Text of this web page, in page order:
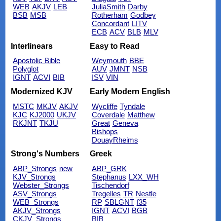
WEB AKJV LEB
BSB MSB
JuliaSmith Darby
Rotherham Godbey
Concordant LITV
ECB ACV BLB MLV
Interlinears
Apostolic Bible
Polyglot
IGNT ACVI BIB
Easy to Read
Weymouth BBE
AUV JMNT NSB
ISV VIN
Modernized KJV
MSTC MKJV AKJV
KJC KJ2000 UKJV
RKJNT TKJU
Early Modern English
Wycliffe Tyndale
Coverdale Matthew
Great Geneva
Bishops
DouayRheims
Strong's Numbers
ABP_Strongs new
KJV_Strongs
Webster_Strongs
ASV_Strongs
WEB_Strongs
AKJV_Strongs
CKJV_Strongs
Greek
ABP_GRK
Stephanus LXX_WH
Tischendorf
Tregelles TR Nestle
RP SBLGNT f35
IGNT ACVI BGB
BIB